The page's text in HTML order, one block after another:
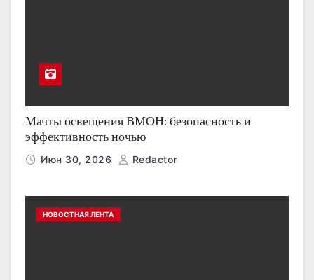
Мачты освещения ВМОН: безопасность и
эффективность ночью
Июн 30, 2026 Redactor
НОВОСТНАЯ ЛЕНТА